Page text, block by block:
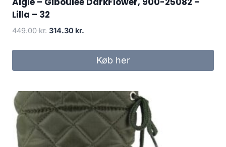
Lilla – 32
449.00kr. Den
314.30 kr.
Køb her